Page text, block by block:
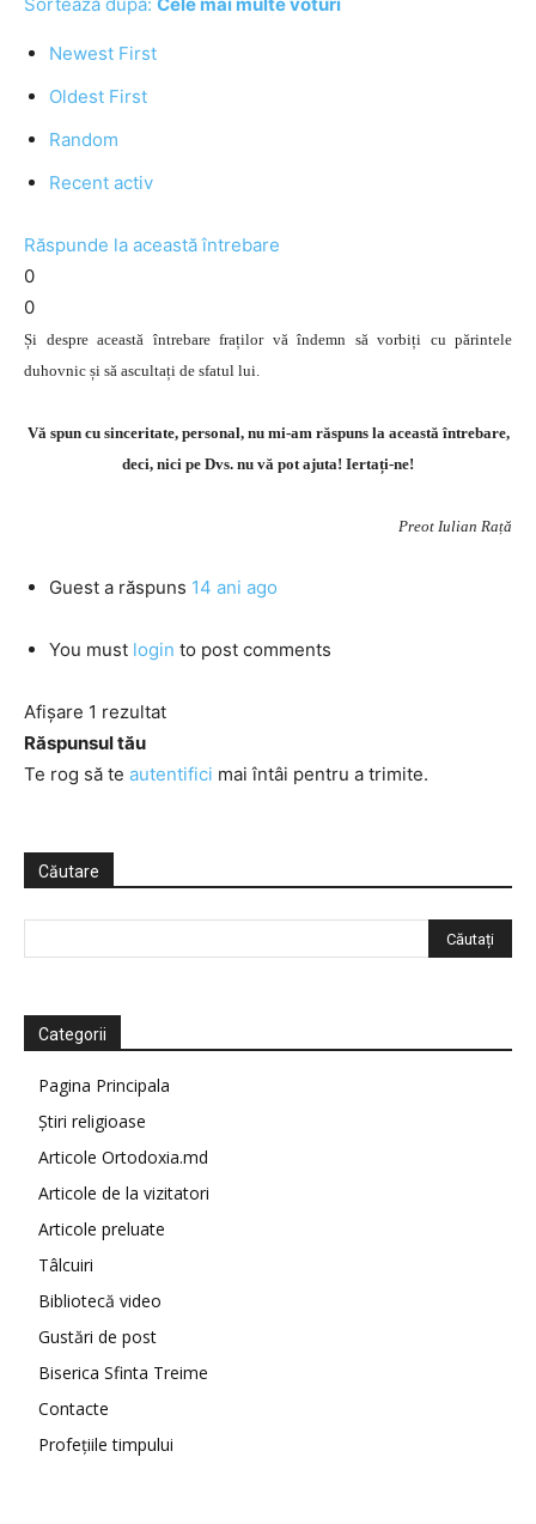
Newest First
Oldest First
Random
Recent activ
Răspunde la această întrebare
0
0
Și despre această întrebare fraților vă îndemn să vorbiți cu părintele
duhovnic și să ascultați de sfatul lui.
Vă spun cu sinceritate, personal, nu mi-am răspuns la această întrebare,
deci, nici pe Dvs. nu vă pot ajuta! Iertați-ne!
Preot Iulian Rață
Guest a răspuns 14 ani ago
You must login to post comments
Afișare 1 rezultat
Răspunsul tău
Te rog să te autentifici mai întâi pentru a trimite.
Căutare
Categorii
Pagina Principala
Știri religioase
Articole Ortodoxia.md
Articole de la vizitatori
Articole preluate
Tâlcuiri
Bibliotecă video
Gustări de post
Biserica Sfinta Treime
Contacte
Profețiile timpului